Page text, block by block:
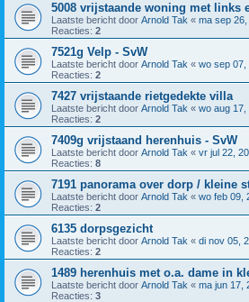
5008 vrijstaande woning met links
Laatste bericht door Arnold Tak « ma sep
Reacties: 2
7521g Velp - SvW
Laatste bericht door Arnold Tak « wo sep 07,
Reacties: 2
7427 vrijstaande rietgedekte villa
Laatste bericht door Arnold Tak « wo aug 17,
Reacties: 2
7409g vrijstaand herenhuis - SvW
Laatste bericht door Arnold Tak « vr jul 22,
Reacties: 8
7191 panorama over dorp / kleine
Laatste bericht door Arnold Tak « wo feb 09,
Reacties: 2
6135 dorpsgezicht
Laatste bericht door Arnold Tak « di nov 05,
Reacties: 2
1489 herenhuis met o.a. dame in
Laatste bericht door Arnold Tak « ma jun 17,
Reacties: 3